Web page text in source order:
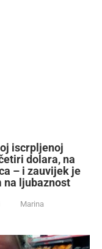
iscrpljenoj
dolara, na
– i zauvijek je
na ljubaznost
Marina